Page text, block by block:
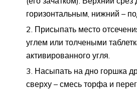
горизонтальным, нижний –
Присыпать место
углем или толчеными
активированного угля.
Насыпать на дно горшка
сверху – смесь торфа и